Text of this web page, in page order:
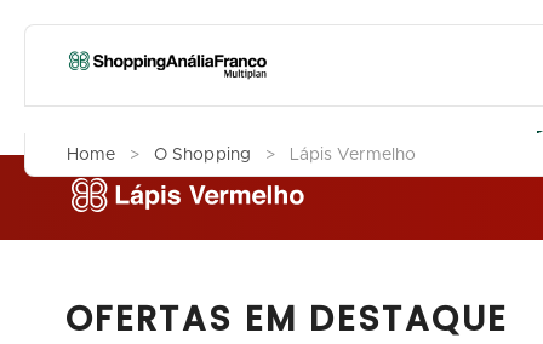
Home > O Shopping > Lápis Vermelho
OFERTAS EM DESTAQUE